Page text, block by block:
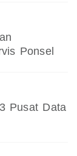
Ponsel
Pusat Data